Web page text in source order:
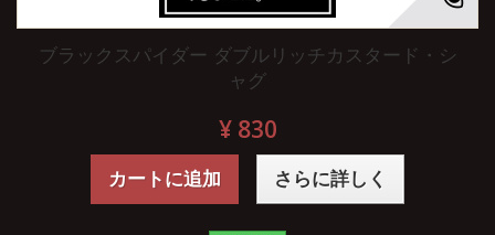
ブラックスパイダー ダブルリッチカスタード・シ
ャグ
¥ 830
カートに追加 さらに詳しく